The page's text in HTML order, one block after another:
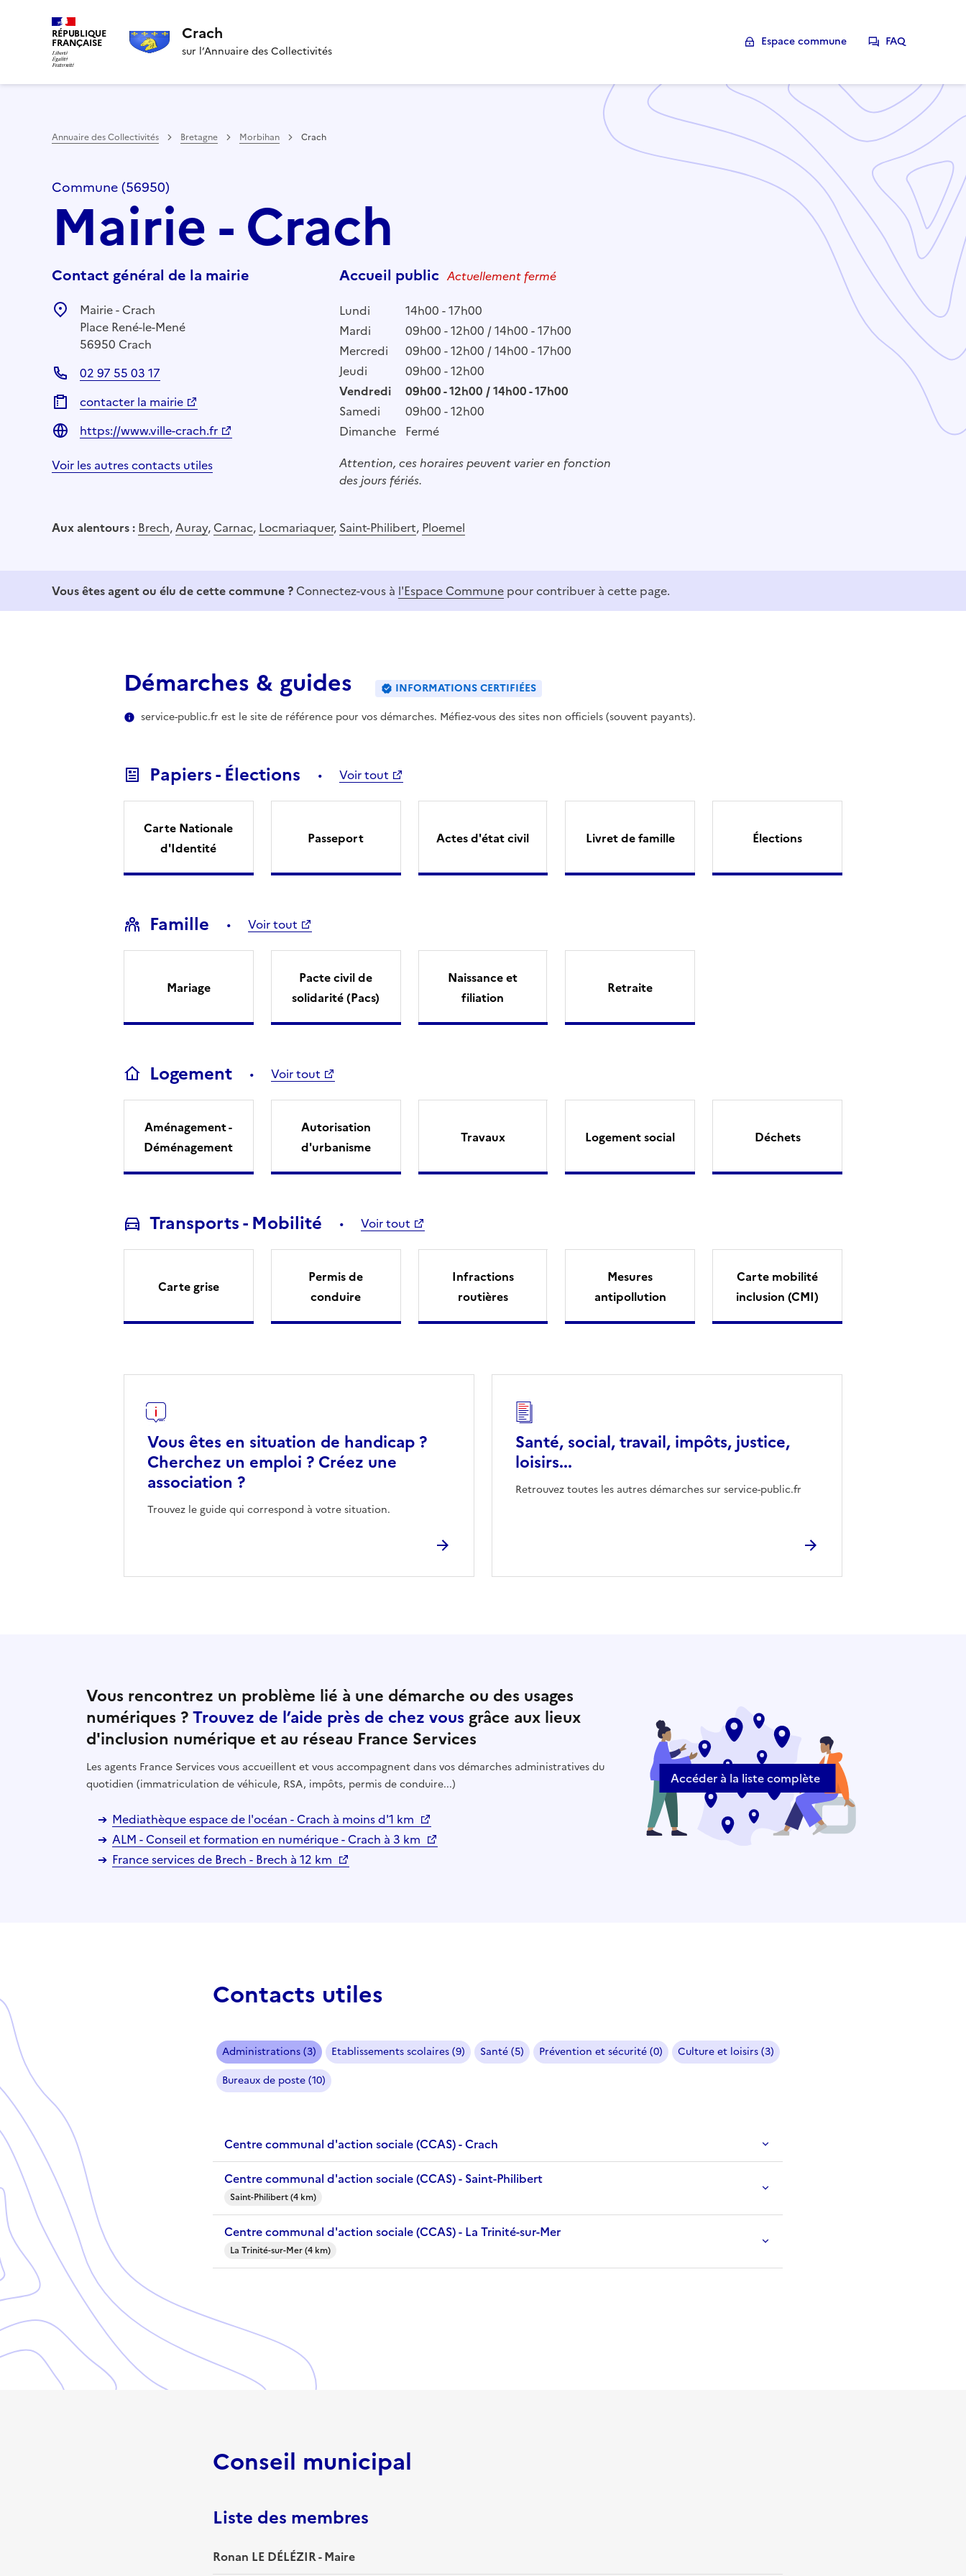
RÉPUBLIQUE
FRANÇAISE Crach
sur l’Annuaire des Collectivités
Espace commune FAQ
Annuaire des Collectivités Bretagne Morbihan Crach
Commune (56950)
Mairie - Crach
Contact général de la mairie
Mairie - Crach
Place René-le-Mené
56950 Crach
02 97 55 03 17
contacter la mairie
https://www.ville-crach.fr
Voir les autres contacts utiles
Accueil public Actuellement fermé
Lundi
14h00 - 17h00
Mardi
09h00 - 12h00 / 14h00 - 17h00
Mercredi
09h00 - 12h00 / 14h00 - 17h00
Jeudi
09h00 - 12h00
Vendredi
09h00 - 12h00 / 14h00 - 17h00
Samedi
09h00 - 12h00
Dimanche Fermé
Attention, ces horaires peuvent varier en fonction
des jours fériés.
Aux alentours : Brech,Auray, Carnac, Locmariaquer, Saint-Philibert, Ploemel
Vous êtes agent ou élu de cette commune ? Connectez-vous à l'Espace Commune pour contribuer à cette page.
Démarches & guides
INFORMATIONS CERTIFIÉES
service-public.fr est le site de référence pour vos démarches. Méfiez-vous des sites non officiels (souvent payants).
Papiers - Élections Voir tout
Carte Nationale
d'Identité
Passeport Actes d'état civil Livret de famille Élections
Famille Voir tout
Mariage
Pacte civil de
solidarité (Pacs)
Naissance et
filiation
Retraite
Logement Voir tout
Aménagement -
Déménagement
Autorisation
d'urbanisme
Travaux Logement social Déchets
Transports - Mobilité Voir tout
Carte grise
Permis de
conduire
Infractions
routières
Mesures
antipollution
Carte mobilité
inclusion (CMI)
Vous êtes en situation de handicap ?
Cherchez un emploi ? Créez une
association ?
Trouvez le guide qui correspond à votre situation.
Santé, social, travail, impôts, justice,
loisirs...
Retrouvez toutes les autres démarches sur service-public.fr
Vous rencontrez un problème lié à une démarche ou des usages
numériques ?Trouvez de l’aide près de chez vous grâce aux lieux
d'inclusion numérique et au réseau France Services
Les agents France Services vous accueillent et vous accompagnent dans vos démarches administratives du
quotidien (immatriculation de véhicule, RSA, impôts, permis de conduire...)
Mediathèque espace de l'océan - Crach à moins d'1 km
ALM - Conseil et formation en numérique - Crach à 3 km
France services de Brech - Brech à 12 km
Accéder à la liste complète
Contacts utiles
Administrations (3) Etablissements scolaires (9) Santé (5) Prévention et sécurité (0)
Culture et loisirs (3)
Bureaux de poste (10)
Centre communal d'action sociale (CCAS) - Crach
Centre communal d'action sociale (CCAS) - Saint-Philibert
Saint-Philibert (4 km)
Centre communal d'action sociale (CCAS) - La Trinité-sur-Mer
La Trinité-sur-Mer (4 km)
Conseil municipal
Liste des membres
Ronan LE DÉLÉZIR - Maire